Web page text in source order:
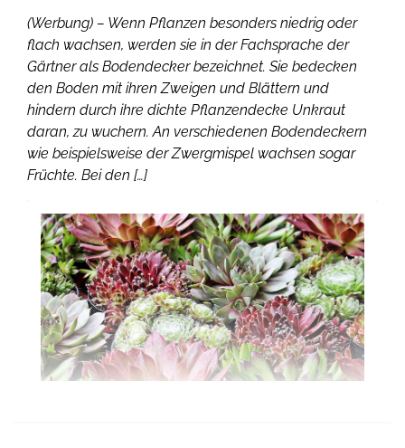
(Werbung) – Wenn Pflanzen besonders niedrig oder
flach wachsen, werden sie in der Fachsprache der
Gärtner als Bodendecker bezeichnet. Sie bedecken
den Boden mit ihren Zweigen und Blättern und
hindern durch ihre dichte Pflanzendecke Unkraut
daran, zu wuchern. An verschiedenen Bodendeckern
wie beispielsweise der Zwergmispel wachsen sogar
Früchte. Bei den […]